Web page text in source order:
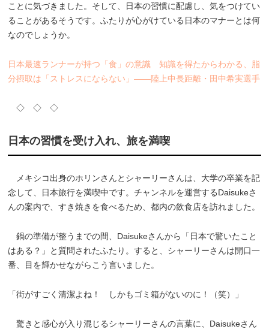
ことに気づきました。そして、日本の習慣に配慮し、気をつけてい
ることがあるそうです。ふたりが心がけている日本のマナーとは何
なのでしょうか。
日本最速ランナーが持つ「食」の意識 知識を得たからわかる、脂
分摂取は「ストレスにならない」――陸上中長距離・田中希実選手
◇ ◇ ◇
日本の習慣を受け入れ、旅を満喫
メキシコ出身のホリンさんとシャーリーさんは、大学の卒業を記
念して、日本旅行を満喫中です。チャンネルを運営するDaisukeさ
んの案内で、すき焼きを食べるため、都内の飲食店を訪れました。
鍋の準備が整うまでの間、Daisukeさんから「日本で驚いたこと
はある？」と質問されたふたり。すると、シャーリーさんは開口一
番、目を輝かせながらこう言いました。
「街がすごく清潔よね！ しかもゴミ箱がないのに！（笑）」
驚きと感心が入り混じるシャーリーさんの言葉に、Daisukeさん